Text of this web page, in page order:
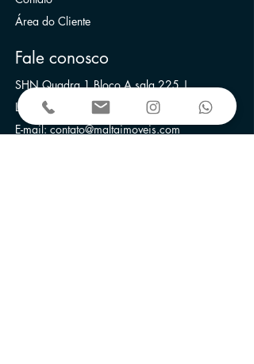
Área do Cliente
Fale conosco
SHN Quadra 1 Bloco A sala 225 |
Le Quartier Hotel & Bureau | Brasília-DF
E-mail:contato@maltaimoveis.com